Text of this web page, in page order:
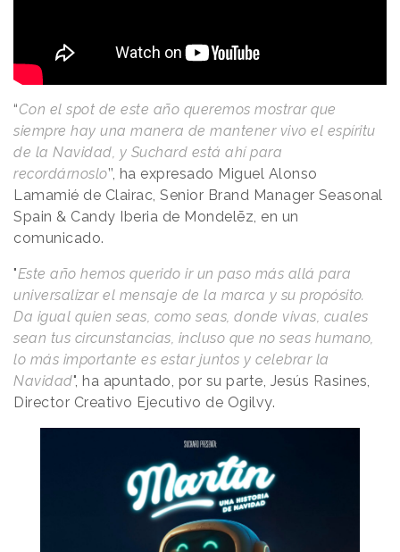
“Con el spot de este año queremos mostrar que
siempre hay una manera de mantener vivo el espíritu
de la Navidad, y Suchard está ahí para
recordárnoslo’’, ha expresado Miguel Alonso
Lamamié de Clairac, Senior Brand Manager Seasonal
Spain & Candy Iberia de Mondelēz, en un
comunicado.
"Este año hemos querido ir un paso más allá para
universalizar el mensaje de la marca y su propósito.
Da igual quien seas, como seas, donde vivas, cuales
sean tus circunstancias, incluso que no seas humano,
lo más importante es estar juntos y celebrar la
Navidad", ha apuntado, por su parte, Jesús Rasines,
Director Creativo Ejecutivo de Ogilvy.